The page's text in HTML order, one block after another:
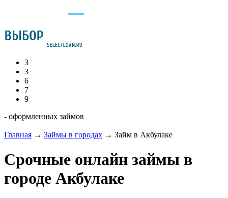
3
3
6
7
9
- оформленных займов
Главная → Займы в городах → Займ в Акбулаке
Срочные онлайн займы в
городе Акбулаке